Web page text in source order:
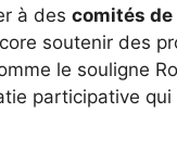
à des comités de
soutenir des
le souligne
participative